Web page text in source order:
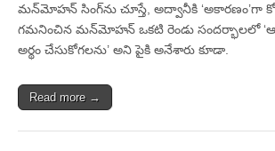
మన్‌మోహన్‌ సింగ్‌ను చూస్తే, అద్వానీకి ‘అకారణం’గా
గమనించిన మన్‌మోహన్‌ ఒకటి రెండు సందర్భాలలో
అర్థం చేసుకోగలను’ అని పైకి అనేశారు కూడా.
Read more →